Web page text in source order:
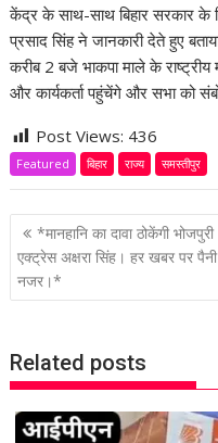
केंद्र के साथ-साथ बिहार सरकार के
प्रसाद सिंह ने जानकारी देते हुए
करीब 2 बजे भाकपा माले के
और कार्यकर्ता पहुंचेंगे और सभा को
Post Views: 436
Featured बिहार राज्य समस्तीपुर
P
o
s
n
a
*मानहानि का दावा ठोकेंगी भोजपुरी
एक्ट्रेस अक्षरा सिंह। हर खबर पर पैनी
नजर।*
Related posts